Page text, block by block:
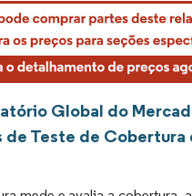
Global do
de Teste de Cobertura